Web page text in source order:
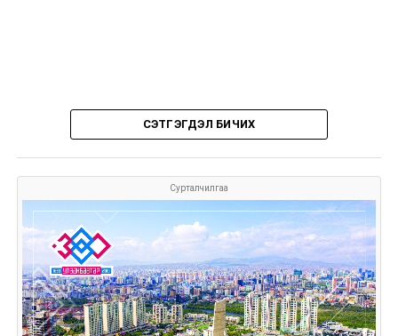
СЭТГЭГДЭЛ БИЧИХ
Сурталчилгаа